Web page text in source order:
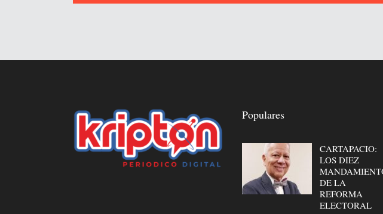
Populares
CARTAPACIO:
LOS DIEZ
DE LA
REFORMA
ELECTORAL